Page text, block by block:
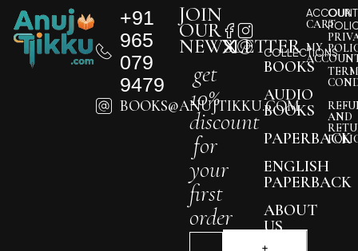
+91
965
079
9479
BOOKS@ANUJTIKKU.COM
COLLECTIONS
AUDIO
ENGLISH
ABOUT
US
JOIN
OUR
NEWSLETTER
get
10%
discount
for
your
first
order
ACCOUNT
CART
MY
OUR
AND